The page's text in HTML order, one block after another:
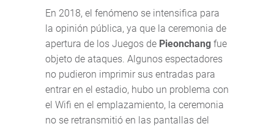
En 2018, el fenómeno se intensifica para
la opinión pública, ya que la ceremonia de
apertura de los Juegos de Pieonchang fue
objeto de ataques. Algunos espectadores
no pudieron imprimir sus entradas para
entrar en el estadio, hubo un problema con
el Wifi en el emplazamiento, la ceremonia
no se retransmitió en las pantallas del